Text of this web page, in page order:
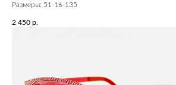
Размеры: 51-16-135
2 450 р.